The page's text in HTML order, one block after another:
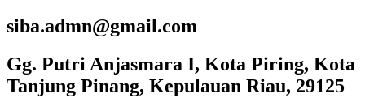
siba.admn@gmail.com
Gg. Putri Anjasmara I, Kota Piring, Kota
Tanjung Pinang, Kepulauan Riau, 29125